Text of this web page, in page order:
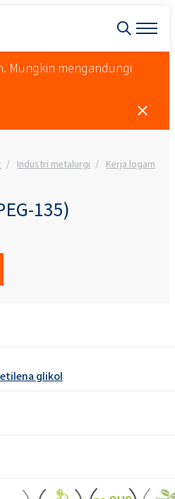
Mungkin mengandungi
Industri metalurgi Kerja logam
135)
glikol